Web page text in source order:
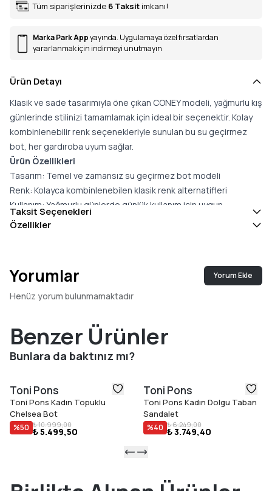
Tüm siparişlerinizde 6 Taksit imkanı!
Marka Park Appyayında. Uygulamaya özel fırsatlardan
yararlanmak için indirmeyi unutmayın
Ürün Detayı
Klasik ve sade tasarımıyla öne çıkan CONEY modeli, yağmurlu kış
günlerinde stilinizi tamamlamak için ideal bir seçenektir. Kolay
kombinlenebilir renk seçenekleriyle sunulan bu su geçirmez
bot, her gardıroba uyum sağlar.
Ürün Özellikleri
Tasarım: Temel ve zamansız su geçirmez bot modeli
Renk: Kolayca kombinlenebilen klasik renk alternatifleri
Kullanım: Yağmurlu günlerde günlük kullanım için uygun
Kalıp: Standart ayak numarasına uygundur; eğer iki numara
CONEY modeli, fonksiyonel yapısıyla sizi yağmura karşı korurken
sade şıklığıyla her kombininize uyum sağlar.
Taksit Seçenekleri
Özellikler
Yorumlar Yorum Ekle
Henüz yorum bulunmamaktadır
Benzer Ürünler
Bunlara da baktınız mı?
Toni Pons
Toni Pons Kadın Topuklu
Chelsea Bot
%50 ₺ 10.999,00
₺ 5.499,50
Toni Pons
Toni Pons Kadın Dolgu Taban
Sandalet
%40 ₺ 6.249,00
₺ 3.749,40